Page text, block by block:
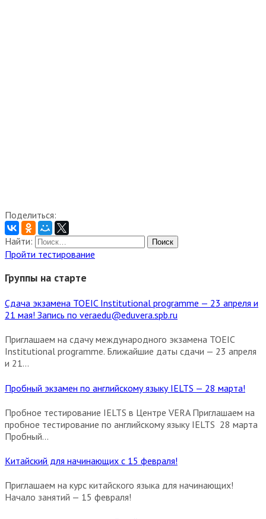
Поделиться:
Найти:
Пройти тестирование
Группы на старте
Сдача экзамена TOEIC Institutional programme — 23 апреля и
21 мая! Запись по veraedu@eduvera.spb.ru
Приглашаем на сдачу международного экзамена TOEIC
Institutional programme. Ближайшие даты сдачи — 23 апреля
и 21...
Пробный экзамен по английскому языку IELTS — 28 марта!
Пробное тестирование IELTS в Центре VERA Приглашаем на
пробное тестирование по английскому языку IELTS 28 марта
Пробный...
Китайский для начинающих с 15 февраля!
Приглашаем на курс китайского языка для начинающих!
Начало занятий — 15 февраля!